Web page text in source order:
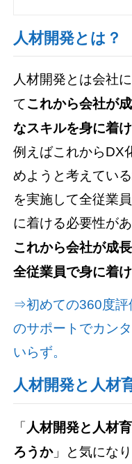
人材開発とは？
人材開発とは会社
てこれから会社が
なスキルを身に着
例えばこれからDX
めようと考えてい
を実施して全従業
に着ける必要性があ
これから会社が成
全従業員で身に着
⇒初めての360度評
のサポートでカン
いらず。
人材開発と人材
「 人材開発と人材
ろうか」と気になり